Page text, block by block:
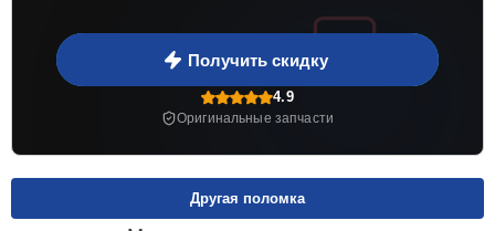
Получить скидку
4.9
Оригинальные запчасти
Другая поломка